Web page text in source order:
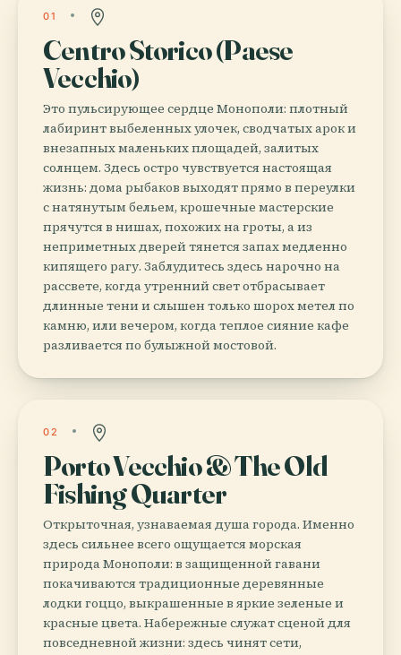
01
Centro Storico (Paese
Vecchio)
Это пульсирующее сердце Монополи: плотный
лабиринт выбеленных улочек, сводчатых арок и
внезапных маленьких площадей, залитых
солнцем. Здесь остро чувствуется настоящая
жизнь: дома рыбаков выходят прямо в переулки
с натянутым бельем, крошечные мастерские
прячутся в нишах, похожих на гроты, а из
неприметных дверей тянется запах медленно
кипящего рагу. Заблудитесь здесь нарочно на
рассвете, когда утренний свет отбрасывает
длинные тени и слышен только шорох метел по
камню, или вечером, когда теплое сияние кафе
разливается по булыжной мостовой.
02
Porto Vecchio & The Old
Fishing Quarter
Открыточная, узнаваемая душа города. Именно
здесь сильнее всего ощущается морская
природа Монополи: в защищенной гавани
покачиваются традиционные деревянные
лодки гоццо, выкрашенные в яркие зеленые и
красные цвета. Набережные служат сценой для
повседневной жизни: здесь чинят сети,